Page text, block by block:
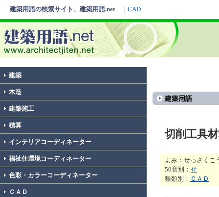
建築用語の検索サイト、建築用語.net CAD
建築
木造
建築施工
積算
インテリアコーディネーター
福祉住環境コーディネーター
色彩・カラーコーディネーター
ＣＡＤ
建築用語
切削工具
よみ：せっさくこ
50音別： せ
種類別： ＣＡＤ